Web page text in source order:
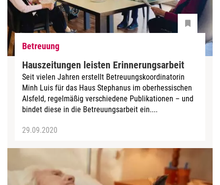
Betreuung
Hauszeitungen leisten Erinnerungsarbeit
Seit vielen Jahren erstellt Betreuungskoordinatorin
Minh Luis für das Haus Stephanus im oberhessischen
Alsfeld, regelmäßig verschiedene Publikationen – und
bindet diese in die Betreuungsarbeit ein....
29.09.2020